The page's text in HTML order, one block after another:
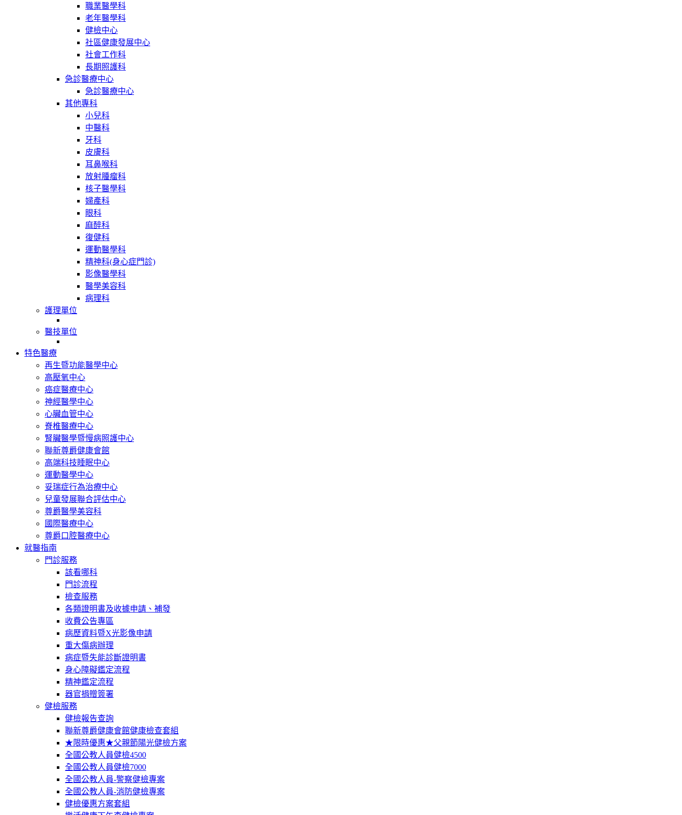
職業醫學科
老年醫學科
健檢中心
社區健康發展中心
社會工作科
長期照護科
急診醫療中心
急診醫療中心
其他專科
小兒科
中醫科
牙科
皮膚科
耳鼻喉科
放射腫瘤科
核子醫學科
婦產科
眼科
麻醉科
復健科
運動醫學科
精神科(身心症門診)
影像醫學科
醫學美容科
病理科
護理單位
醫技單位
特色醫療
再生暨功能醫學中心
高壓氧中心
癌症醫療中心
神經醫學中心
心臟血管中心
脊椎醫療中心
腎臟醫學暨慢病照護中心
聯新尊爵健康會館
高端科技睡眠中心
運動醫學中心
妥瑞症行為治療中心
兒童發展聯合評估中心
尊爵醫學美容科
國際醫療中心
尊爵口腔醫療中心
就醫指南
門診服務
該看哪科
門診流程
檢查服務
各類證明書及收據申請、補發
收費公告專區
病歷資料暨X光影像申請
重大傷病辦理
病症暨失能診斷證明書
身心障礙鑑定流程
精神鑑定流程
器官捐贈簽署
健檢服務
健檢報告查詢
聯新尊爵健康會館健康檢查套組
★限時優惠★父親節陽光健檢方案
全國公教人員健檢4500
全國公教人員健檢7000
全國公教人員-警察健檢專案
全國公教人員-消防健檢專案
健檢優惠方案套組